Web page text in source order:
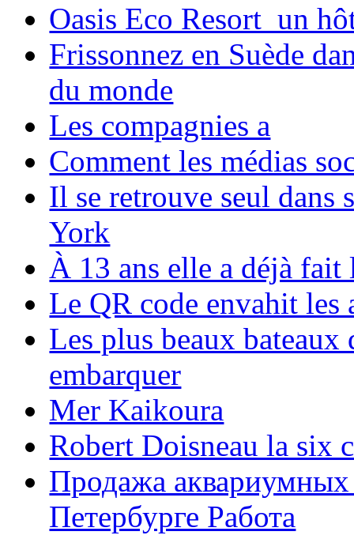
Oasis Eco Resort un
Frissonnez en Suède
du monde
Les compagnies a
Comment les médias
Il se retrouve seul dans
York
À 13 ans elle a déjà
Le QR code envahit les
Les plus beaux bateaux
embarquer
Mer Kaikoura
Robert Doisneau la six
Продажа аквариумных
Петербурге Работа